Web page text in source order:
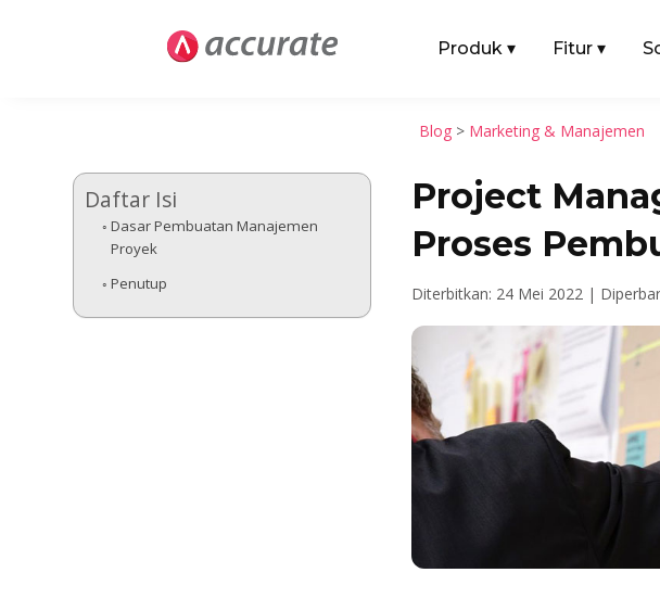
Produk ▾ Fitur ▾
Blog > Marketing & Manajemen
Daftar Isi
Dasar Pembuatan Manajemen
Proyek
Penutup
Project
Proses
Diterbitkan: 24 Mei 2022 |